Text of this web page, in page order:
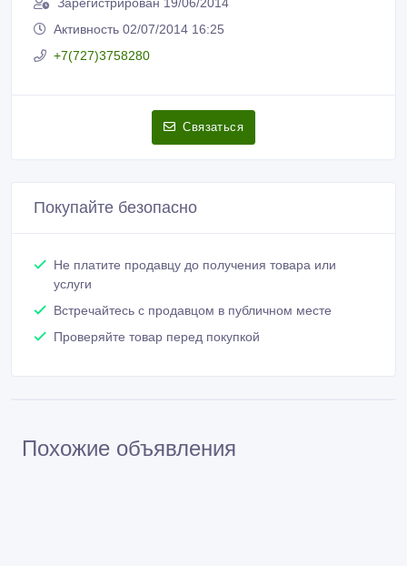
Зарегистрирован 19/06/2014
Активность 02/07/2014 16:25
+7(727)3758280
Связаться
Покупайте безопасно
Не платите продавцу до получения товара или
услуги
Встречайтесь с продавцом в публичном месте
Проверяйте товар перед покупкой
Похожие объявления